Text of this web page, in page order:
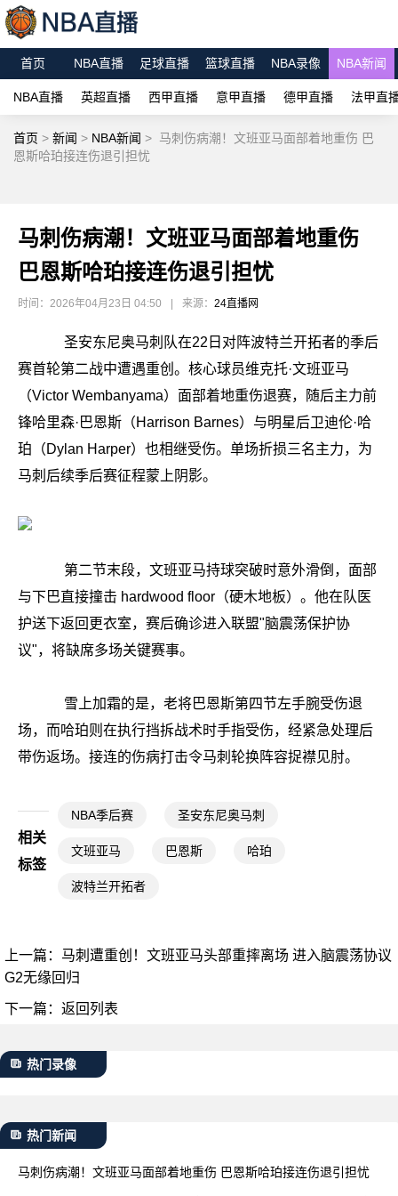
首页 NBA直播 足球直播 篮球直播 NBA录像 NBA新闻
NBA直播 英超直播 西甲直播 意甲直播 德甲直播 法甲直
首页 > 新闻 > NBA新闻 > 马刺伤病潮！文班亚马面部着地重伤 巴
恩斯哈珀接连伤退引担忧
马刺伤病潮！文班亚马面部着地重伤
巴恩斯哈珀接连伤退引担忧
时间：2026年04月23日 04:50 来源： 24直播网
圣安东尼奥马刺队在22日对阵波特兰开拓者的季后
赛首轮第二战中遭遇重创。核心球员维克托·文班亚马
（Victor Wembanyama）面部着地重伤退赛，随后主力前
锋哈里森·巴恩斯（Harrison Barnes）与明星后卫迪伦·哈
珀（Dylan Harper）也相继受伤。单场折损三名主力，为
马刺后续季后赛征程蒙上阴影。
第二节末段，文班亚马持球突破时意外滑倒，面部
与下巴直接撞击 hardwood floor（硬木地板）。他在队医
护送下返回更衣室，赛后确诊进入联盟"脑震荡保护协
议"，将缺席多场关键赛事。
雪上加霜的是，老将巴恩斯第四节左手腕受伤退
场，而哈珀则在执行挡拆战术时手指受伤，经紧急处理后
带伤返场。接连的伤病打击令马刺轮换阵容捉襟见肘。
相关
标签
NBA季后赛 圣安东尼奥马刺
文班亚马 巴恩斯 哈珀
波特兰开拓者
上一篇： 马刺遭重创！文班亚马头部重摔离场 进入脑震荡协议
G2无缘回归
下一篇： 返回列表
热门录像
热门新闻
马刺伤病潮！文班亚马面部着地重伤 巴恩斯哈珀接连伤退引担忧